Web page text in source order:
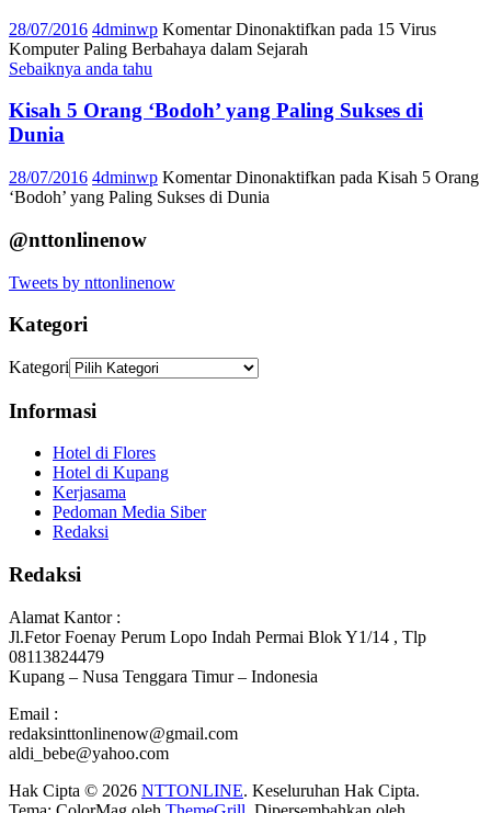
28/07/2016 4dminwp Komentar Dinonaktifkan pada 15 Virus
Komputer Paling Berbahaya dalam Sejarah
Sebaiknya anda tahu
Kisah 5 Orang ‘Bodoh’ yang Paling Sukses di
Dunia
28/07/2016 4dminwp Komentar Dinonaktifkan pada Kisah 5 Orang
‘Bodoh’ yang Paling Sukses di Dunia
@nttonlinenow
Tweets by nttonlinenow
Kategori
Kategori
Informasi
Hotel di Flores
Hotel di Kupang
Kerjasama
Pedoman Media Siber
Redaksi
Redaksi
Alamat Kantor :
Jl.Fetor Foenay Perum Lopo Indah Permai Blok Y1/14 , Tlp
08113824479
Kupang – Nusa Tenggara Timur – Indonesia
Email :
redaksinttonlinenow@gmail.com
aldi_bebe@yahoo.com
Hak Cipta © 2026 NTTONLINE. Keseluruhan Hak Cipta.